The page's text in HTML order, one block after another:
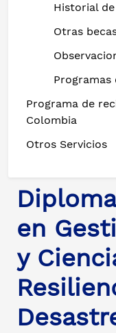
Historial
Otras
Programas
Programa de
Colombia
Otros Servicios
en
y